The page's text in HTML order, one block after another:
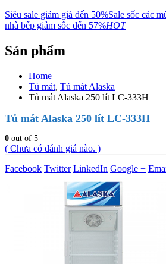
Siêu sale giảm giá đến 50%Sale sốc các
nhà bếp giảm sốc đến 57%HOT
Sản phẩm
Home
Tủ mát, Tủ mát Alaska
Tủ mát Alaska 250 lít LC-333H
Tủ mát Alaska 250 lít LC-333H
0 out of 5
( Chưa có đánh giá nào. )
Facebook Twitter LinkedIn Google +